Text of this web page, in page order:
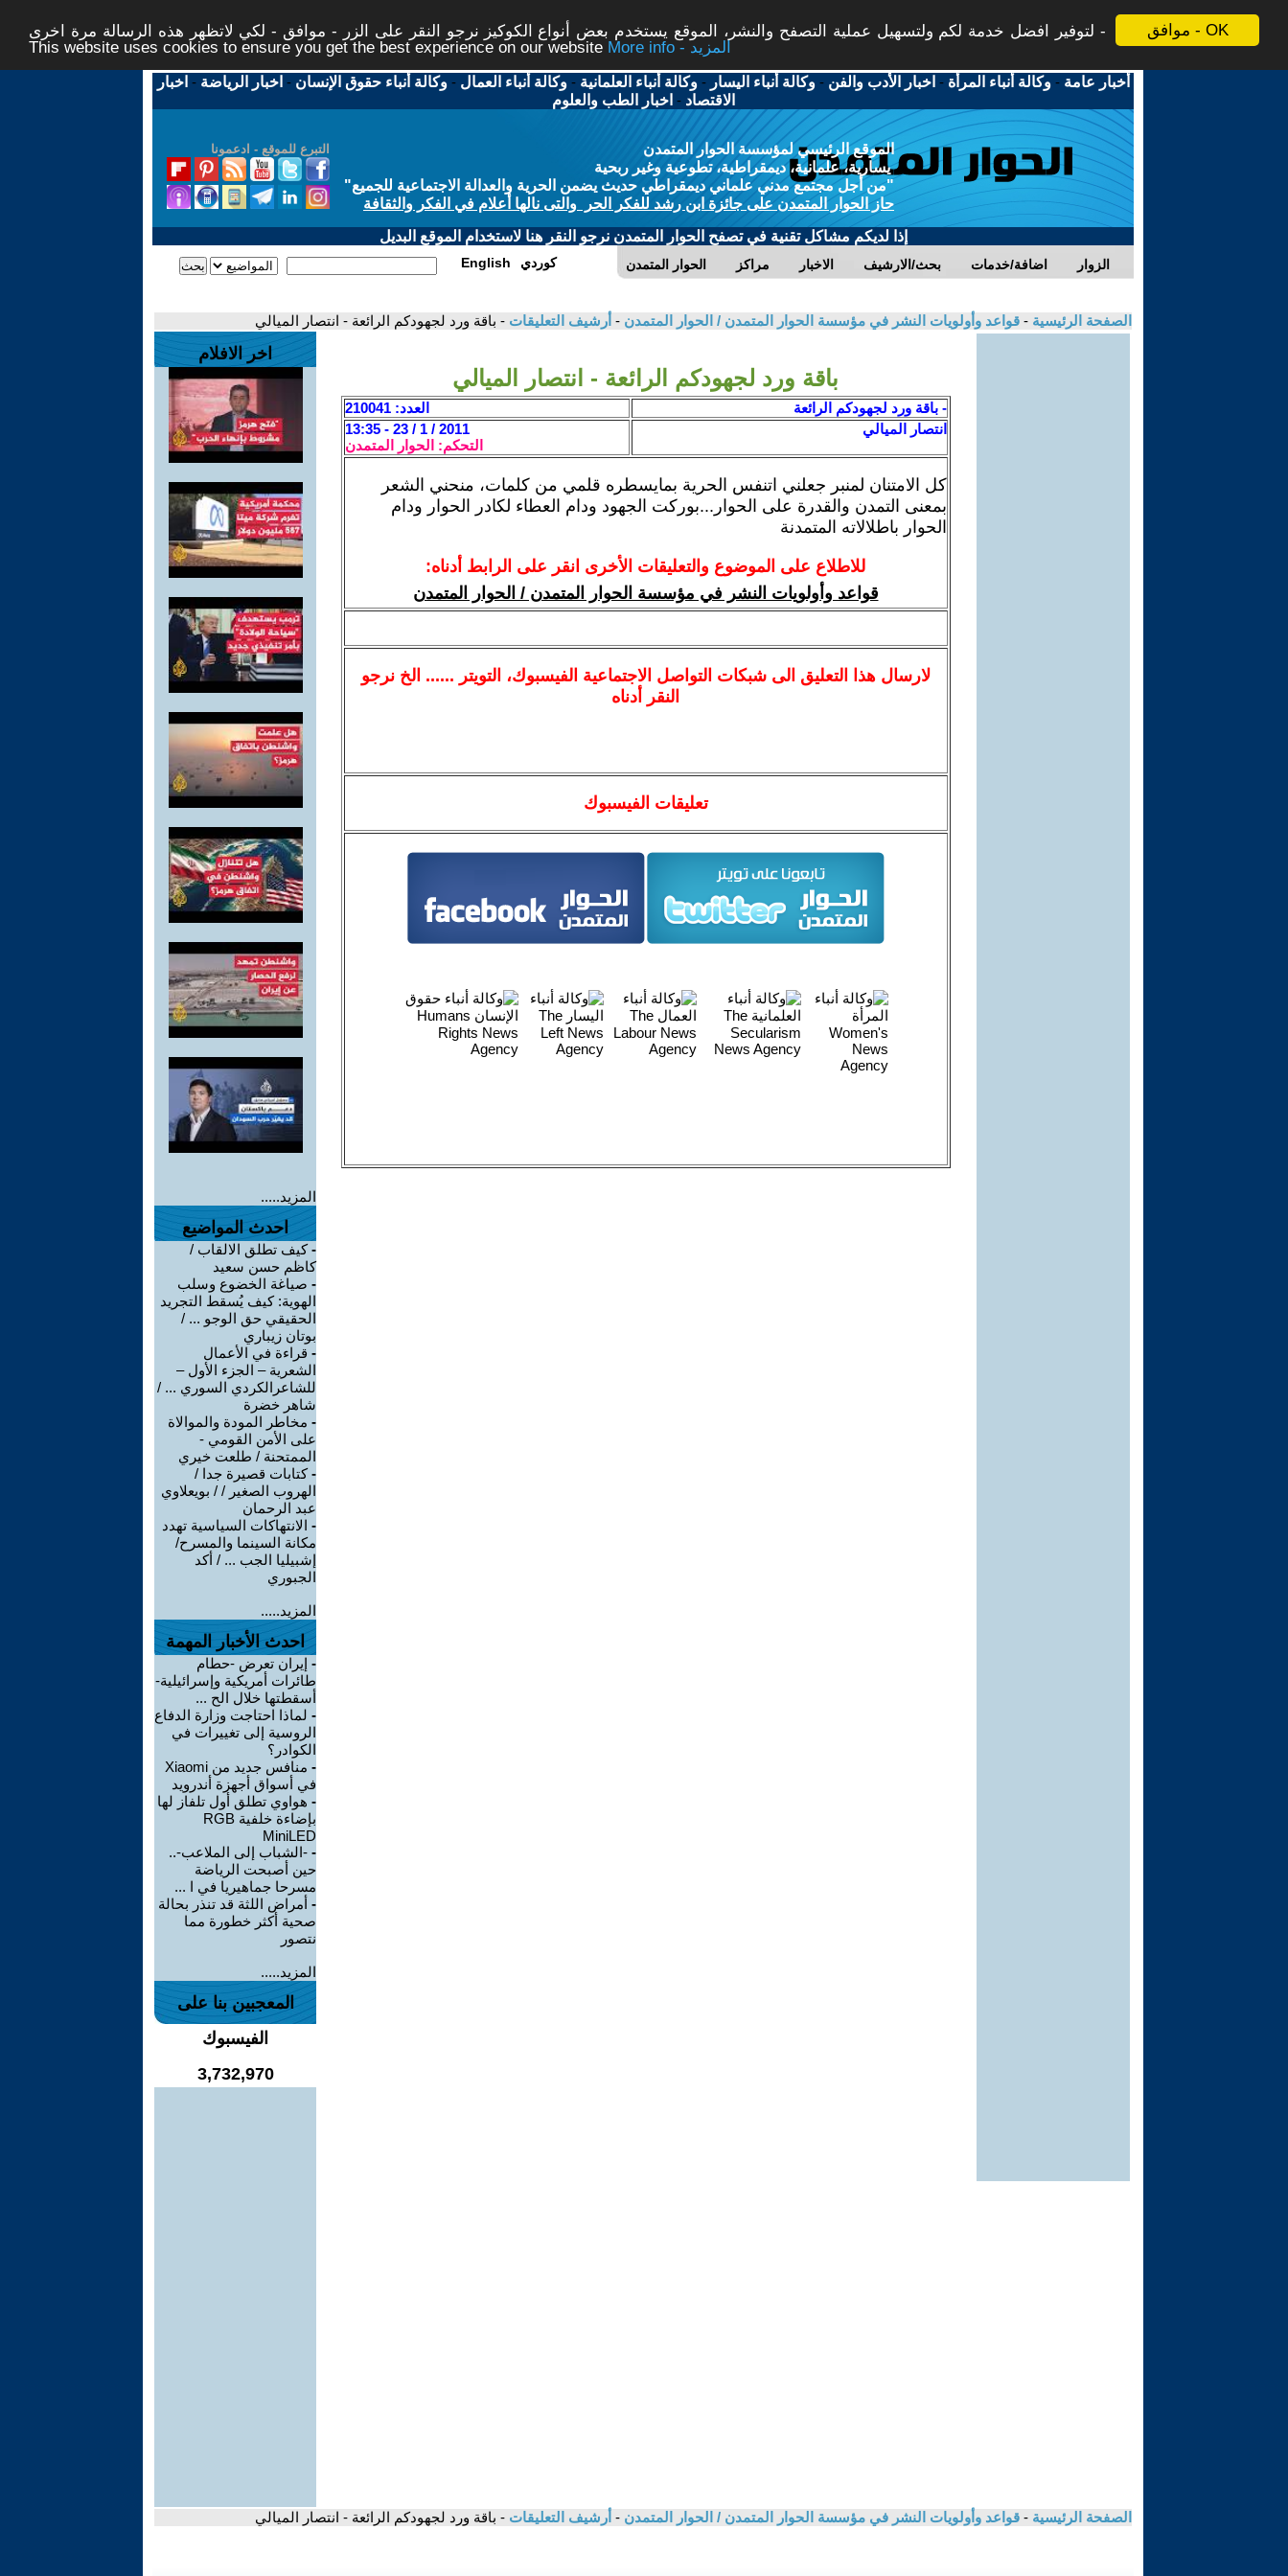
موافق - OK
لتوفير افضل خدمة لكم ولتسهيل عملية التصفح والنشر، الموقع يستخدم بعض أنواع الكوكيز نرجو النقر على الزر - موافق - لكي لاتظهر هذه الرسالة مرة اخرى -
This website uses cookies to ensure you get the best experience on our website
More info - المزيد
أخبار عامة -وكالة أنباء المرأة - اخبار الأدب والفن -وكالة أنباء اليسار -وكالة أنباء العلمانية -وكالة أنباء العمال -وكالة أنباء حقوق الإنسان - اخبار الرياضة - اخبار
الاقتصاد - اخبار الطب والعلوم
التبرع للموقع - ادعمونا
الموقع الرئيسي لمؤسسة الحوار المتمدن
يسارية، علمانية، ديمقراطية، تطوعية وغير ربحية
"من أجل مجتمع مدني علماني ديمقراطي حديث يضمن الحرية والعدالة الاجتماعية للجميع"
حاز الحوار المتمدن على جائزة ابن رشد للفكر الحر والتى نالها أعلام في الفكر والثقافة
إذا لديكم مشاكل تقنية في تصفح الحوار المتمدن نرجو النقر هنا لاستخدام الموقع البديل
الحوار المتمدن مراكز الاخبار بحث/الارشيف اضافة/خدمات الزوار English كوردي
الصفحة الرئيسية - قواعد وأولويات النشر في مؤسسة الحوار المتمدن / الحوار المتمدن - أرشيف التعليقات - باقة ورد لجهودكم الرائعة - انتصار الميالي
باقة ورد لجهودكم الرائعة - انتصار الميالي
- باقة ورد لجهودكم الرائعة
العدد: 210041
انتصار الميالي
2011 / 1 / 23 - 13:35
التحكم: الحوار المتمدن
كل الامتنان لمنبر جعلني اتنفس الحرية بمايسطره قلمي من كلمات، منحني الشعر
بمعنى التمدن والقدرة على الحوار...بوركت الجهود ودام العطاء لكادر الحوار ودام
الحوار باطلالاته المتمدنة
للاطلاع على الموضوع والتعليقات الأخرى انقر على الرابط أدناه:
قواعد وأولويات النشر في مؤسسة الحوار المتمدن / الحوار المتمدن
لارسالهذا التعليق الى شبكات التواصل الاجتماعية الفيسبوك، التويتر ...... الخ نرجو
النقر أدناه
تعليقات الفيسبوك
اخر الافلام
المزيد.....
احدث المواضيع
-كيف تطلق الالقاب /
كاظم حسن سعيد
- صياغة الخضوع وسلب
الهوية: كيف يُسقط التجريد
الحقيقي حق الوجو ... /
بوتان زيباري
- قراءة في الأعمال
الشعرية – الجزء الأول –
للشاعرالكردي السوري ... /
شاهر خضرة
- مخاطر المودة والموالاة
على الأمن القومي -
الممتحنة / طلعت خيري
-كتابات قصيرة جدا /
الهروب الصغير / / بويعلاوي
عبد الرحمان
- الانتهاكات السياسية تهدد
مكانة السينما والمسرح/
إشبيليا الجب ... / أكد
الجبوري
المزيد.....
احدث الأخبار المهمة
- إيران تعرض -حطام
طائرات أمريكية وإسرائيلية-
أسقطتها خلال الح ...
- لماذا احتاجت وزارة الدفاع
الروسية إلى تغييرات في
الكوادر؟
-
منافس جديد من Xiaomi
في أسواق أجهزة أندرويد
- هواوي تطلق أول تلفاز لها
بإضاءة خلفية RGB
MiniLED
- -الشباب إلى الملاعب-..
حين أصبحت الرياضة
مسرحا جماهيريا في ا ...
- أمراض اللثة قد تنذر بحالة
صحية أكثر خطورة مما
نتصور
المزيد.....
المعجبين بنا على
الفيسبوك
3,732,970
الصفحة الرئيسية - قواعد وأولويات النشر في مؤسسة الحوار المتمدن / الحوار المتمدن - أرشيف التعليقات - باقة ورد لجهودكم الرائعة - انتصار الميالي